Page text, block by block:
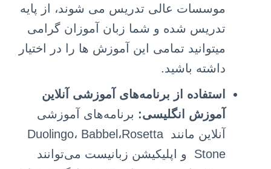
موسسات عالی تدریس می شوند، از پایه
تدریس شده و شما زبان آموزان گرامی
میتوانید تمامی این آموزش ها را در اختیار
داشته باشید.
استفاده از برنامه‌های آموزشی آنلاین
آموزش انگلیسی: برنامه‌های آموزشی
آنلاین مانند Duolingo، Babbel،Rosetta
Stone و اپلیکیشن زبانیست می‌توانند